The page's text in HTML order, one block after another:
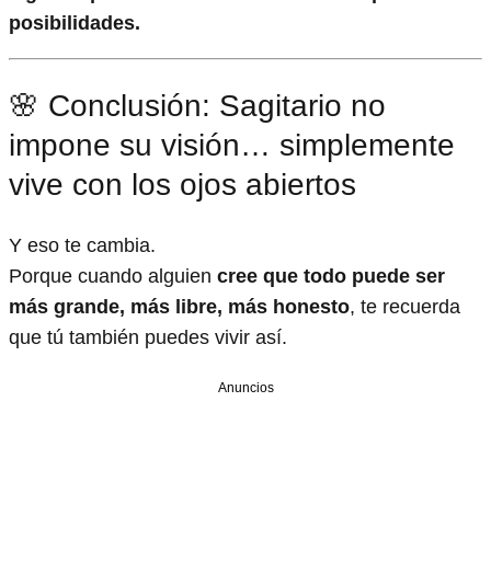
posibilidades.
🌸 Conclusión: Sagitario no
impone su visión… simplemente
vive con los ojos abiertos
Y eso te cambia.
Porque cuando alguien cree que todo puede ser
más grande, más libre, más honesto, te recuerda
que tú también puedes vivir así.
Anuncios